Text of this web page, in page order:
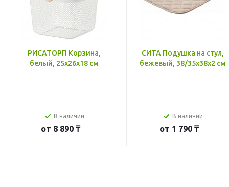
РИСАТОРП Корзина,
белый, 25x26x18 см
В наличии
от 8 890 ₸
СИТА Подушка на стул,
бежевый, 38/35x38x2 см
В наличии
от 1 790 ₸